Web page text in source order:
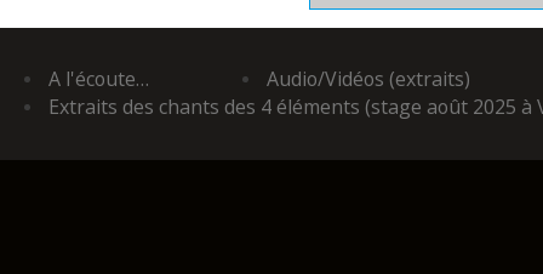
A l'écoute…
Audio/Vidéos (extraits)
Extraits des chants des 4 éléments (stage août 2025 à